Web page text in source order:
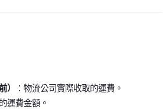
）
：物流公司實際收取的運費。
運費金額。